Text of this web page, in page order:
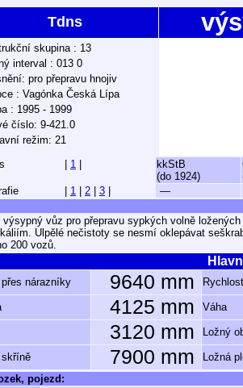
Tdns
skupina : 13
interval : 013 0
pro přepravu hnojiv
: Vagónka Česká Lípa
: 1995 - 1999
číslo: 9-421.0
režim: 21
1
kkStB
(do 1924)
1 2 3 —
výsypný vůz pro přepravu sypkých volně
Ulpělé nečistoty se nesmí oklepávat
200 vozů.
přes nárazníky 9640 mm
4125 mm Váha
3120 mm Ložný
skříně 7900 mm
Ložná
pojezd: